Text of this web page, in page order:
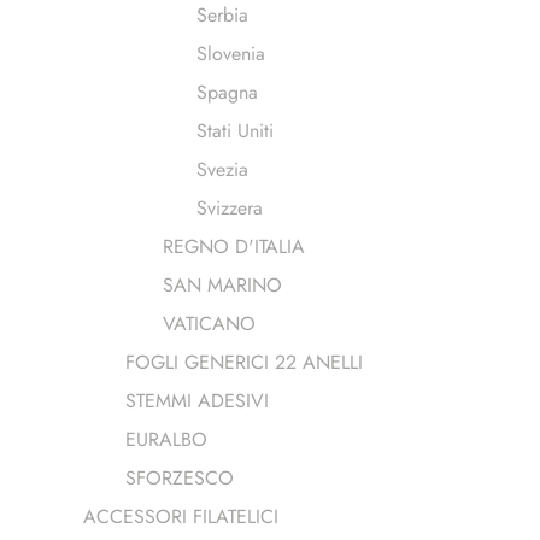
Serbia
Slovenia
Spagna
Stati Uniti
Svezia
Svizzera
REGNO D'ITALIA
SAN MARINO
VATICANO
FOGLI GENERICI 22 ANELLI
STEMMI ADESIVI
EURALBO
SFORZESCO
ACCESSORI FILATELICI